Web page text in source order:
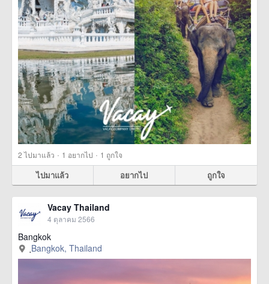
2ไปมาแล้ว · 1 อยากไป · 1 ถูกใจ
ไปมาแล้ว อยากไป ถูกใจ
Vacay Thailand
4 ตุลาคม 2566
Bangkok
ฺBangkok, Thailand